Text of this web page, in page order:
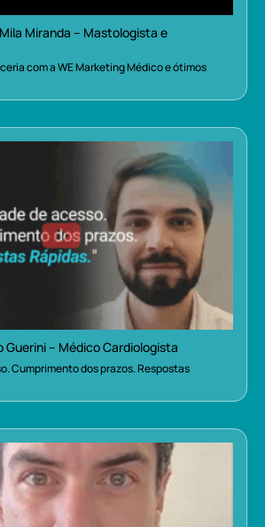
Miranda – Mastologista e
com a WE Marketing Médico e ótimos
Guerini – Médico Cardiologista
Cumprimento dos prazos. Respostas